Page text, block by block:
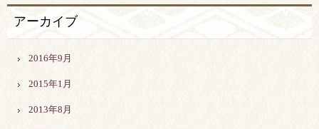
アーカイブ
2016年9月
2015年1月
2013年8月